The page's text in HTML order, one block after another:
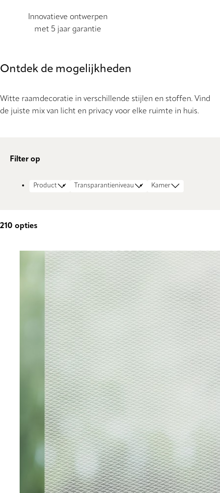
Innovatieve ontwerpen
met 5 jaar garantie
Ontdek de mogelijkheden
Witte raamdecoratie in verschillende stijlen en stoffen. Vind
de juiste mix van licht en privacy voor elke ruimte in huis.
Filter op
Product Transparantieniveau Kamer
210 opties